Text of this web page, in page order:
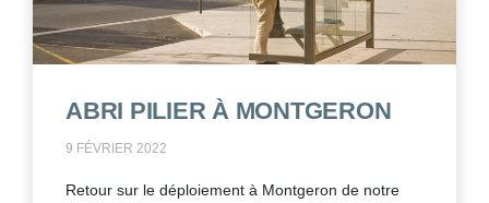
ABRI PILIER À MONTGERON
9 FÉVRIER 2022
Retour sur le déploiement à Montgeron de notre